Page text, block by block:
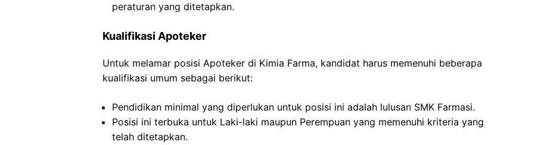
peraturan yang ditetapkan.
Kualifikasi Apoteker
Untuk melamar posisi Apoteker di Kimia Farma, kandidat harus memenuhi beberapa
kualifikasi umum sebagai berikut:
Pendidikan minimal yang diperlukan untuk posisi ini adalah lulusan SMK Farmasi.
Posisi ini terbuka untuk Laki-laki maupun Perempuan yang memenuhi kriteria yang
telah ditetapkan.